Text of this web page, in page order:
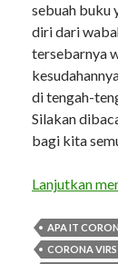
sebuah buku
diri dari
tersebarnya
di tengah-
Silakan
bagi kita
Lanjutkan
APA IT
CORONA VIRS